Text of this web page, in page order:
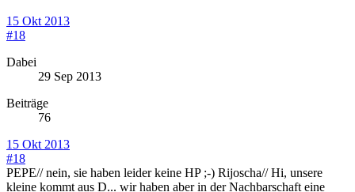
15 Okt 2013
#18
Dabei
29 Sep 2013
Beiträge
76
15 Okt 2013
#18
PEPE// nein, sie haben leider keine HP ;-) Rijoscha// Hi, unsere
kleine kommt aus D... wir haben aber in der Nachbarschaft eine